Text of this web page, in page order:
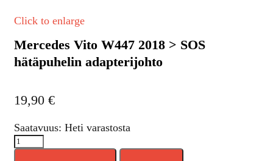
Click to enlarge
Mercedes Vito W447 2018 > SOS
hätäpuhelin adapterijohto
19,90 €
Saatavuus: Heti varastosta